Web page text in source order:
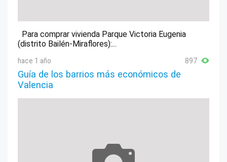
Para comprar vivienda Parque Victoria Eugenia
(distrito Bailén-Miraflores):...
hace 1 año 897
Guía de los barrios más económicos de
Valencia